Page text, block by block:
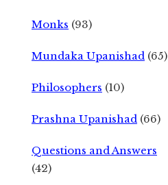
Monks (93)
Mundaka Upanishad (65)
Philosophers (10)
Prashna Upanishad (66)
Questions and Answers
(42)